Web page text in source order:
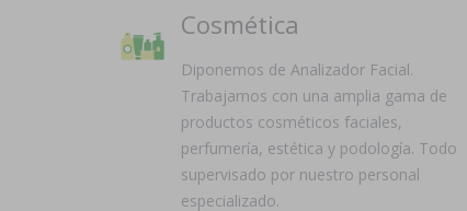
Cosmética
Diponemos de Analizador Facial.
Trabajamos con una amplia gama de
productos cosméticos faciales,
perfumería, estética y podología. Todo
supervisado por nuestro personal
especializado.